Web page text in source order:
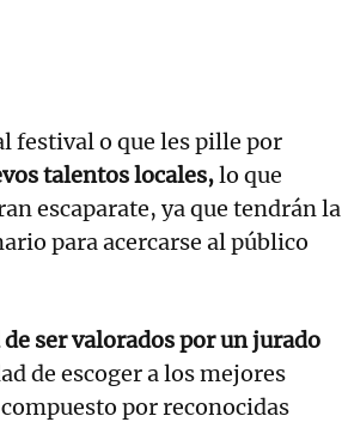
festival o que les pille por
talentos locales,lo que
escaparate, ya que tendrán la
para acercarse al público
ser valorados por un jurado
de escoger a los mejores
por reconocidas